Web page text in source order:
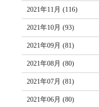
2021年11月 (116)
2021年10月 (93)
2021年09月 (81)
2021年08月 (80)
2021年07月 (81)
2021年06月 (80)